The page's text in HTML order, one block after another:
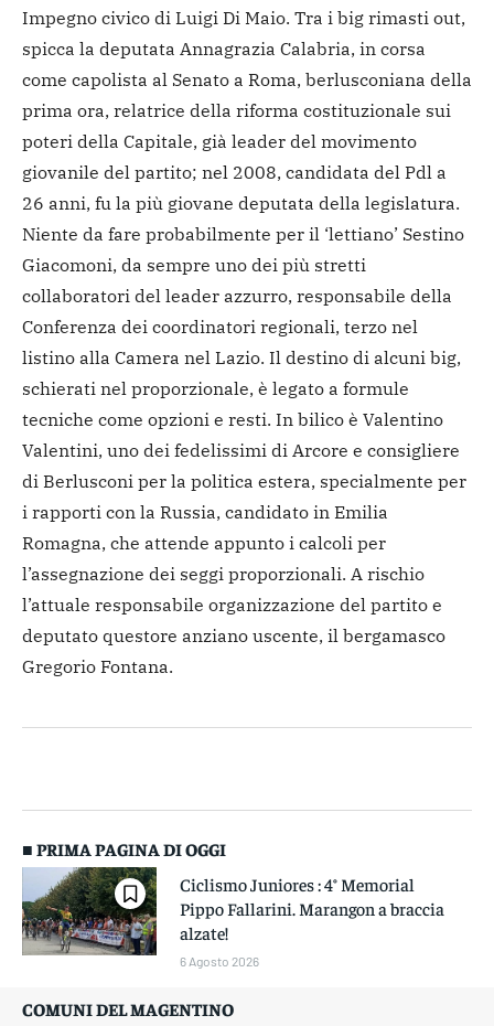
Impegno civico di Luigi Di Maio. Tra i big rimasti out,
spicca la deputata Annagrazia Calabria, in corsa
come capolista al Senato a Roma, berlusconiana della
prima ora, relatrice della riforma costituzionale sui
poteri della Capitale, già leader del movimento
giovanile del partito; nel 2008, candidata del Pdl a
26 anni, fu la più giovane deputata della legislatura.
Niente da fare probabilmente per il ‘lettiano’ Sestino
Giacomoni, da sempre uno dei più stretti
collaboratori del leader azzurro, responsabile della
Conferenza dei coordinatori regionali, terzo nel
listino alla Camera nel Lazio. Il destino di alcuni big,
schierati nel proporzionale, è legato a formule
tecniche come opzioni e resti. In bilico è Valentino
Valentini, uno dei fedelissimi di Arcore e consigliere
di Berlusconi per la politica estera, specialmente per
i rapporti con la Russia, candidato in Emilia
Romagna, che attende appunto i calcoli per
l’assegnazione dei seggi proporzionali. A rischio
l’attuale responsabile organizzazione del partito e
deputato questore anziano uscente, il bergamasco
Gregorio Fontana.
■ PRIMA PAGINA DI OGGI
Ciclismo Juniores : 4° Memorial
Pippo Fallarini. Marangon a braccia
alzate!
6 Agosto 2026
COMUNI DEL MAGENTINO